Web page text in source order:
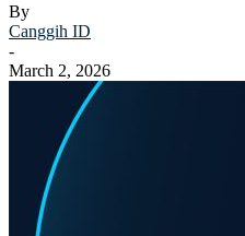
By
Canggih ID
-
March 2, 2026